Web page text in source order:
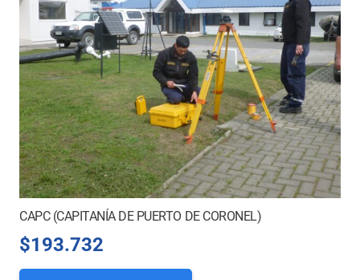
CAPC (CAPITANÍA DE PUERTO DE CORONEL)
$193.732